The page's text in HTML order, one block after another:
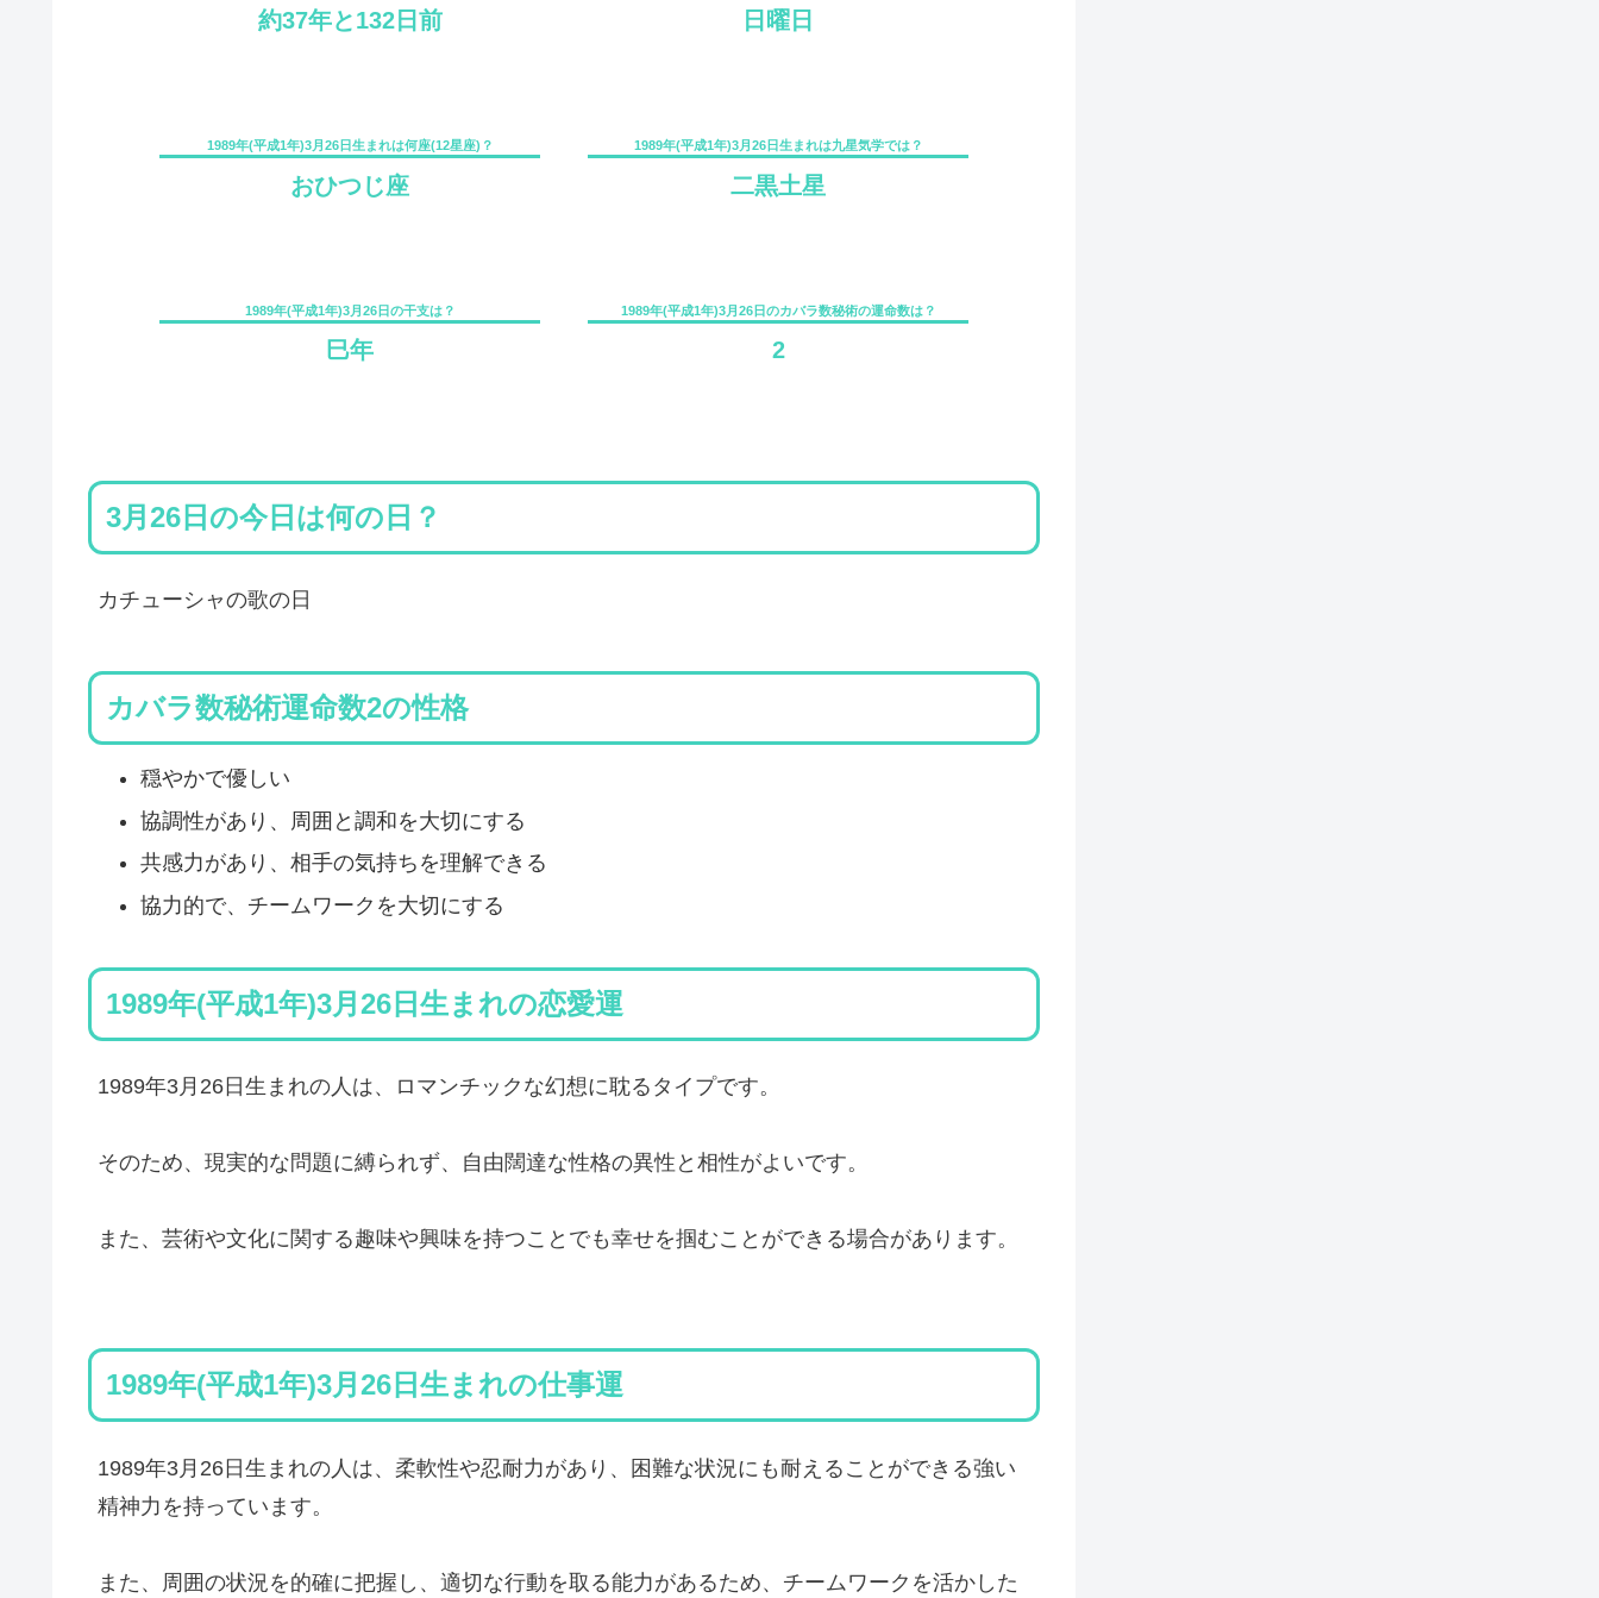
約37年と132日前 日曜日
1989年(平成1年)3月26日生まれは何座(12星座)？
おひつじ座
1989年(平成1年)3月26日生まれは九星気学では？
二黒土星
1989年(平成1年)3月26日の干支は？
巳年
1989年(平成1年)3月26日のカバラ数秘術の運命数は？
2
3月26日の今日は何の日？
カチューシャの歌の日
カバラ数秘術運命数2の性格
穏やかで優しい
協調性があり、周囲と調和を大切にする
共感力があり、相手の気持ちを理解できる
協力的で、チームワークを大切にする
1989年(平成1年)3月26日生まれの恋愛運
1989年3月26日生まれの人は、ロマンチックな幻想に耽るタイプです。
そのため、現実的な問題に縛られず、自由闊達な性格の異性と相性がよいです。
また、芸術や文化に関する趣味や興味を持つことでも幸せを掴むことができる場合があります。
1989年(平成1年)3月26日生まれの仕事運
1989年3月26日生まれの人は、柔軟性や忍耐力があり、困難な状況にも耐えることができる強い
精神力を持っています。
また、周囲の状況を的確に把握し、適切な行動を取る能力があるため、チームワークを活かした